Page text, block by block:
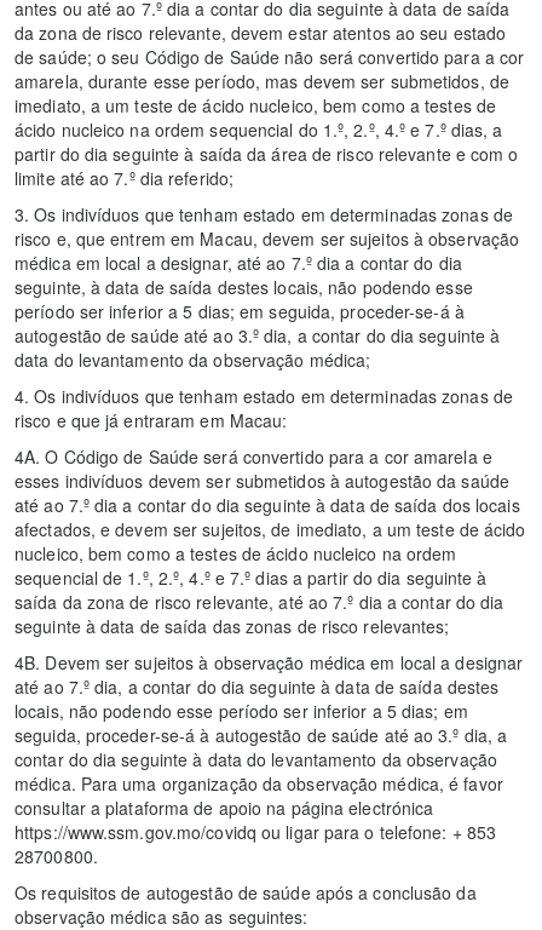
antes ou até ao 7.º dia a contar do dia seguinte à data de saída
da zona de risco relevante, devem estar atentos ao seu estado
de saúde; o seu Código de Saúde não será convertido para a cor
amarela, durante esse período, mas devem ser submetidos, de
imediato, a um teste de ácido nucleico, bem como a testes de
ácido nucleico na ordem sequencial do 1.º, 2.º, 4.º e 7.º dias, a
partir do dia seguinte à saída da área de risco relevante e com o
limite até ao 7.º dia referido;
3. Os indivíduos que tenham estado em determinadas zonas de
risco e, que entrem em Macau, devem ser sujeitos à observação
médica em local a designar, até ao 7.º dia a contar do dia
seguinte, à data de saída destes locais, não podendo esse
período ser inferior a 5 dias; em seguida, proceder-se-á à
autogestão de saúde até ao 3.º dia, a contar do dia seguinte à
data do levantamento da observação médica;
4. Os indivíduos que tenham estado em determinadas zonas de
risco e que já entraram em Macau:
4A. O Código de Saúde será convertido para a cor amarela e
esses indivíduos devem ser submetidos à autogestão da saúde
até ao 7.º dia a contar do dia seguinte à data de saída dos locais
afectados, e devem ser sujeitos, de imediato, a um teste de ácido
nucleico, bem como a testes de ácido nucleico na ordem
sequencial de 1.º, 2.º, 4.º e 7.º dias a partir do dia seguinte à
saída da zona de risco relevante, até ao 7.º dia a contar do dia
seguinte à data de saída das zonas de risco relevantes;
4B. Devem ser sujeitos à observação médica em local a designar
até ao 7.º dia, a contar do dia seguinte à data de saída destes
locais, não podendo esse período ser inferior a 5 dias; em
seguida, proceder-se-á à autogestão de saúde até ao 3.º dia, a
contar do dia seguinte à data do levantamento da observação
médica. Para uma organização da observação médica, é favor
consultar a plataforma de apoio na página electrónica
https://www.ssm.gov.mo/covidq ou ligar para o telefone: + 853
28700800.
Os requisitos de autogestão de saúde após a conclusão da
observação médica são as seguintes: